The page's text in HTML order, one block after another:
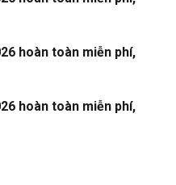
hoàn toàn miễn phí,
hoàn toàn miễn phí,